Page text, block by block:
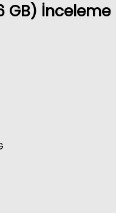
GB) İnceleme